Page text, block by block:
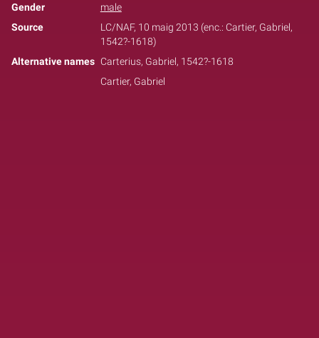
Gender
male
Source
LC/NAF, 10 maig 2013 (enc.: Cartier, Gabriel,
1542?-1618)
Alternative names Carterius, Gabriel, 1542?-1618
Cartier, Gabriel